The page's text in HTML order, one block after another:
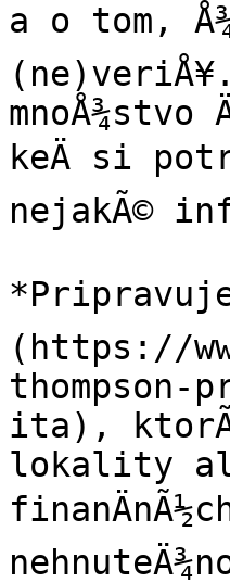
a o tom,
mnoÅ¾stvo
keÄ si
nejakÃ©
(https://
ita),
lokality